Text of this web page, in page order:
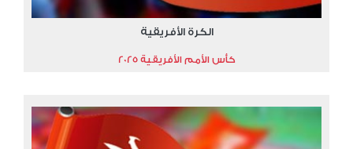
الكرة الأفريقية
كأس الأمم الأفريقية 2025